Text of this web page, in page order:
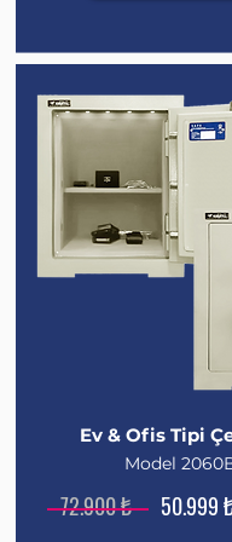
Ev & Ofis Tipi
Model
72.900 ₺ 50.999